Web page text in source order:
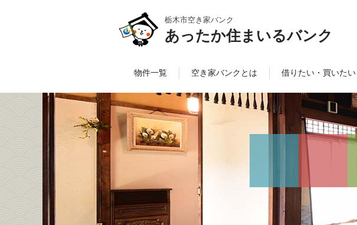
栃木市空き家バンク
あったか住まいるバンク
物件一覧 空き家バンクとは 借りたい・買いたい